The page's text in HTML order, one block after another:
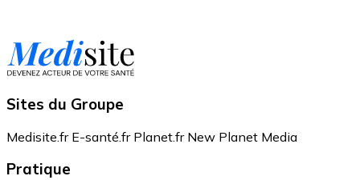
Sites du Groupe
Medisite.fr E-santé.fr Planet.fr New Planet Media
Pratique